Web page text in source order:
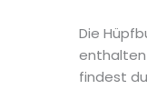
Die
enthalten
findest